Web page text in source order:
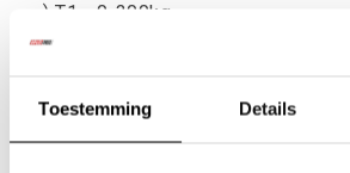
Toestemming Details
-) T1 - 0-300kg
€2.745,74
€3.322,35
Incl. btw
€988,24
Incl. btw